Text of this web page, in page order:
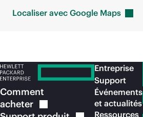
Localiser avec Google Maps
Comment
acheter
Entreprise
Support
Événements
et actualités
Ressources